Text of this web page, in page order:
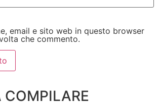
email e sito web in questo browser
che commento.
COMPILARE